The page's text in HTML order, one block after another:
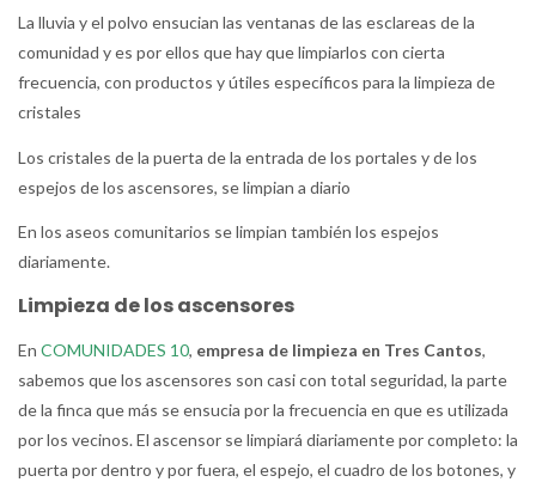
La lluvia y el polvo ensucian las ventanas de las esclareas de la
comunidad y es por ellos que hay que limpiarlos con cierta
frecuencia, con productos y útiles específicos para la limpieza de
cristales
Los cristales de la puerta de la entrada de los portales y de los
espejos de los ascensores, se limpian a diario
En los aseos comunitarios se limpian también los espejos
diariamente.
Limpieza de los ascensores
En COMUNIDADES 10, empresa de limpieza en Tres Cantos,
sabemos que los ascensores son casi con total seguridad, la parte
de la finca que más se ensucia por la frecuencia en que es utilizada
por los vecinos. El ascensor se limpiará diariamente por completo: la
puerta por dentro y por fuera, el espejo, el cuadro de los botones, y